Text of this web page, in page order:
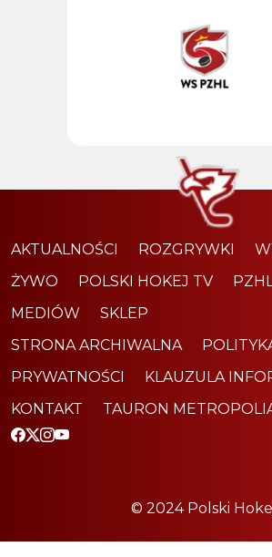
AKTUALNOŚCI ROZGRYWKI
ŻYWO
POLSKI HOKEJ TV
MEDIÓW
SKLEP
STRONA ARCHIWALNA
PRYWATNOŚCI
KLAUZULA
KONTAKT
TAURON
© 2024 Polski